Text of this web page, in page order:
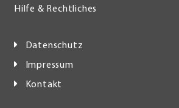
Hilfe & Rechtliches
Datenschutz
Impressum
Kontakt